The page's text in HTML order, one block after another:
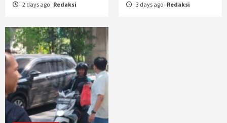
2 days ago Redaksi 3 days ago Redaksi